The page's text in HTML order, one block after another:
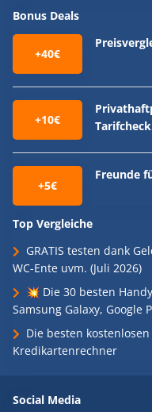
Bonus Deals
+40€
+10€
+5€
Freunde
Top Vergleiche
GRATIS testen dank
WC-Ente uvm. (Juli 2026)
💥 Die 30 besten
Samsung Galaxy, Google
Die besten
Kredikartenrechner
Social Media